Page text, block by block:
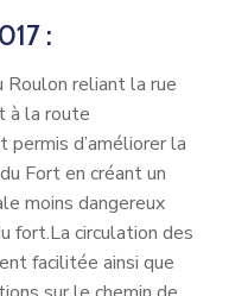
:
Roulon reliant la rue
à la route
d’améliorer la
Fort en créant un
moins dangereux
fort.La circulation des
facilitée ainsi que